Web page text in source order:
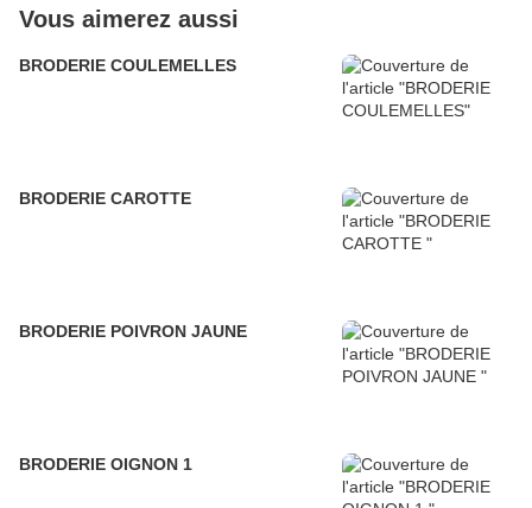
Vous aimerez aussi
BRODERIE COULEMELLES
BRODERIE CAROTTE
BRODERIE POIVRON JAUNE
BRODERIE OIGNON 1